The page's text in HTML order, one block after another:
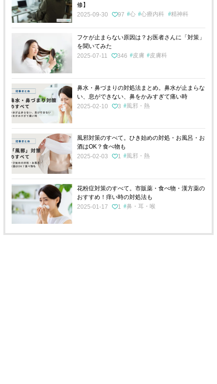
修】
2025-09-30
97 心 心療内科 精神科
フケが止まらない原因は？お医者さんに「対策」
を聞いてみた
2025-07-11
346 皮膚 皮膚科
鼻水・鼻づまりの対処法まとめ。鼻水が止まらな
い、息ができない、鼻をかみすぎて痛い時
2025-02-10
3 風邪・熱
風邪対策のすべて。ひき始めの対処・お風呂・お
酒はOK？食べ物も
2025-02-03
1 風邪・熱
花粉症対策のすべて。市販薬・食べ物・漢方薬の
おすすめ！痒い時の対処法も
2025-01-17
1 鼻・耳・喉